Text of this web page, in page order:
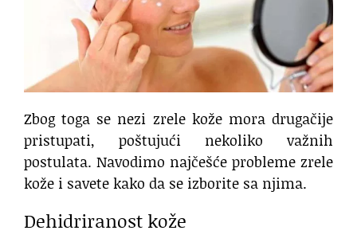
Zbog toga se nezi zrele kože mora drugačije
pristupati, poštujući nekoliko važnih
postulata. Navodimo najčešće probleme zrele
kože i savete kako da se izborite sa njima.
Dehidriranost kože